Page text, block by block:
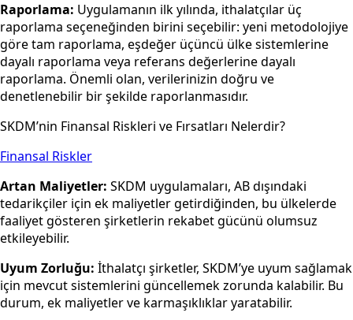
Raporlama: Uygulamanın ilk yılında, ithalatçılar üç
raporlama seçeneğinden birini seçebilir: yeni metodolojiye
göre tam raporlama, eşdeğer üçüncü ülke sistemlerine
dayalı raporlama veya referans değerlerine dayalı
raporlama. Önemli olan, verilerinizin doğru ve
denetlenebilir bir şekilde raporlanmasıdır.
SKDM’nin Finansal Riskleri ve Fırsatları Nelerdir?
Finansal Riskler
Artan Maliyetler: SKDM uygulamaları, AB dışındaki
tedarikçiler için ek maliyetler getirdiğinden, bu ülkelerde
faaliyet gösteren şirketlerin rekabet gücünü olumsuz
etkileyebilir.
Uyum Zorluğu: İthalatçı şirketler, SKDM’ye uyum sağlamak
için mevcut sistemlerini güncellemek zorunda kalabilir. Bu
durum, ek maliyetler ve karmaşıklıklar yaratabilir.